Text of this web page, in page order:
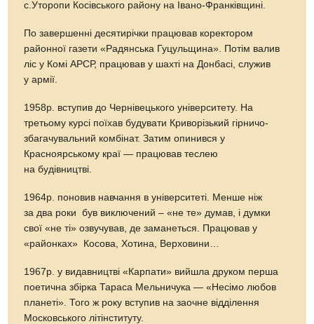
с.Уторопи Косівського району на Івано-Франківщині.
По завершенні десятирічки працював коректором
районної газети «Радянська Гуцульщина». Потім валив
ліс у Комі АРСР, працював у шахті на Донбасі, служив
у армії.
1958р. вступив до Чернівецького університету. На
третьому курсі поїхав будувати Криворізький гірничо-
збагачувальний комбінат. Затим опинився у
Красноярському краї — працював теслею
на будівництві.
1964р. поновив навчання в університеті. Менше ніж
за два роки був виключений – «не те» думав, і думки
свої «не ті» озвучував, де заманеться. Працював у
«районках» Косова, Хотина, Верховини…
1967р. у видавництві «Карпати» вийшла друком перша
поетична збірка Тараса Мельничука — «Несімо любов
планеті». Того ж року вступив на заочне відділення
Московського літінституту.